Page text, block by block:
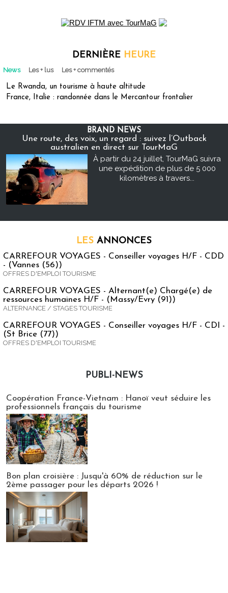
DERNIÈRE HEURE
News Les + lus Les + commentés
Le Rwanda, un tourisme à haute altitude
France, Italie : randonnée dans le Mercantour frontalier
BRAND NEWS
Une route, des voix, un regard : suivez l’Outback
australien en direct sur TourMaG
À partir du 24 juillet, TourMaG suivra
une expédition de plus de 5 000
kilomètres à travers...
LES ANNONCES
CARREFOUR VOYAGES - Conseiller voyages H/F - CDD
- (Vannes (56))
OFFRES D'EMPLOI TOURISME
CARREFOUR VOYAGES - Alternant(e) Chargé(e) de
ressources humaines H/F - (Massy/Evry (91))
ALTERNANCE / STAGES TOURISME
CARREFOUR VOYAGES - Conseiller voyages H/F - CDI -
(St Brice (77))
OFFRES D'EMPLOI TOURISME
PUBLI-NEWS
Coopération France-Vietnam : Hanoï veut séduire les
professionnels français du tourisme
Bon plan croisière : Jusqu'à 60% de réduction sur le
2ème passager pour les départs 2026 !